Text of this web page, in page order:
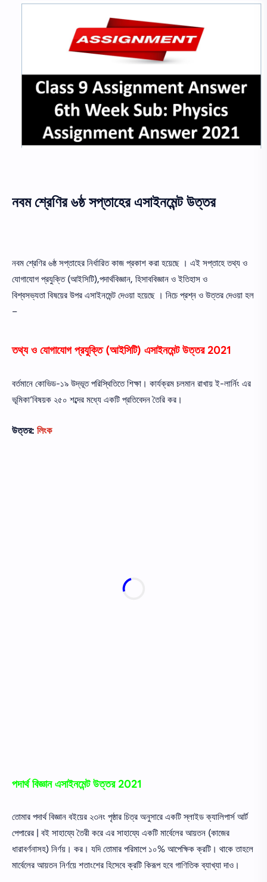
নবম শ্রেণির৬ষ্ঠ সপ্তাহের এসাইনমেন্ট উত্তর
নবম শ্রেণির ৬ষ্ঠ সপ্তাহের নির্ধারিত কাজ প্রকাশ করা হয়েছে । এই সপ্তাহে তথ্য ও
যোগাযোগ প্রযুক্তি (আইসিটি),পদার্থবিজ্ঞান, হিসাববিজ্ঞান ও ইতিহাস ও
বিশ্বসভ্যতা বিষয়ের উপর এসাইনমেন্ট দেওয়া হয়েছে । নিচে প্রশ্ন ও উত্তর দেওয়া হল
–
তথ্য ও যোগাযোগ প্রযুক্তি (আইসিটি) এসাইনমেন্টউত্তর 2021
বর্তমানে কোভিড-১৯ উদ্ভূত পরিস্থিতিতে শিক্ষা। কার্যক্রম চলমান রাখায় ই-লার্নিং এর
ভূমিকা’বিষয়ক ২৫০ শব্দের মধ্যে একটি প্রতিবেদন তৈরি কর।
উত্তর: লিংক
পদার্থ বিজ্ঞান এসাইনমেন্টউত্তর 2021
তােমার পদার্থ বিজ্ঞান বইয়ের ২৩নং পৃষ্ঠার চিত্র অনুসারে একটি স্লাইড ক্যালিপার্স আর্ট
পেপারের | বই সাহায্যে তৈরী করে এর সাহায্যে একটি মার্বেলের আয়তন (কাজের
ধারাবর্ণনাসহ) নির্ণয়। কর। যদি তােমার পরিমাপে ১০% আপেক্ষিক ক্রটি। থাকে তাহলে
মার্বেলের আয়তন নির্ণয়ে শতাংশের হিসেবে ক্রটি কিরূপ হবে গাণিতিক ব্যাখ্যা দাও।